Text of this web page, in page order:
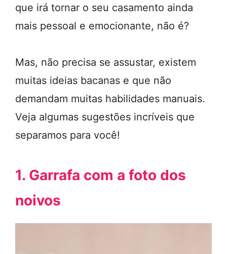
que irá tornar o seu casamento ainda
mais pessoal e emocionante, não é?
Mas, não precisa se assustar, existem
muitas ideias bacanas e que não
demandam muitas habilidades manuais.
Veja algumas sugestões incríveis que
separamos para você!
1. Garrafa com a foto dos
noivos